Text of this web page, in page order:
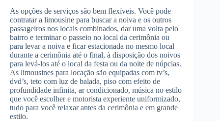
As opções de serviços são bem flexíveis. Você pode
contratar a limousine para buscar a noiva e os outros
passageiros nos locais combinados, dar uma volta pelo
bairro e terminar o passeio no local da cerimônia ou
para levar a noiva e ficar estacionada no mesmo local
durante a cerimônia até o final, à disposição dos noivos
para levá-los até o local da festa ou da noite de núpcias.
As limousines para locação são equipadas com tv’s,
dvd’s, teto com luz de balada, piso com efeito de
profundidade infinita, ar condicionado, música no estilo
que você escolher e motorista experiente uniformizado,
tudo para você relaxar antes da cerimônia e em grande
estilo.